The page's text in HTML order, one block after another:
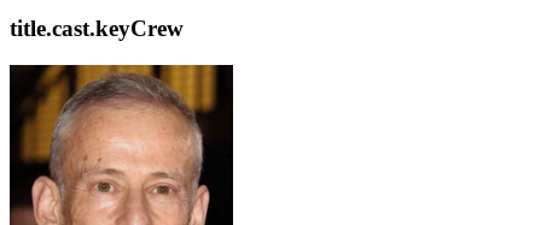
title.cast.keyCrew